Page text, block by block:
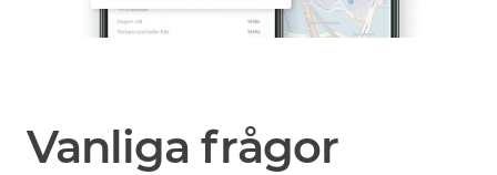
Vanliga frågor